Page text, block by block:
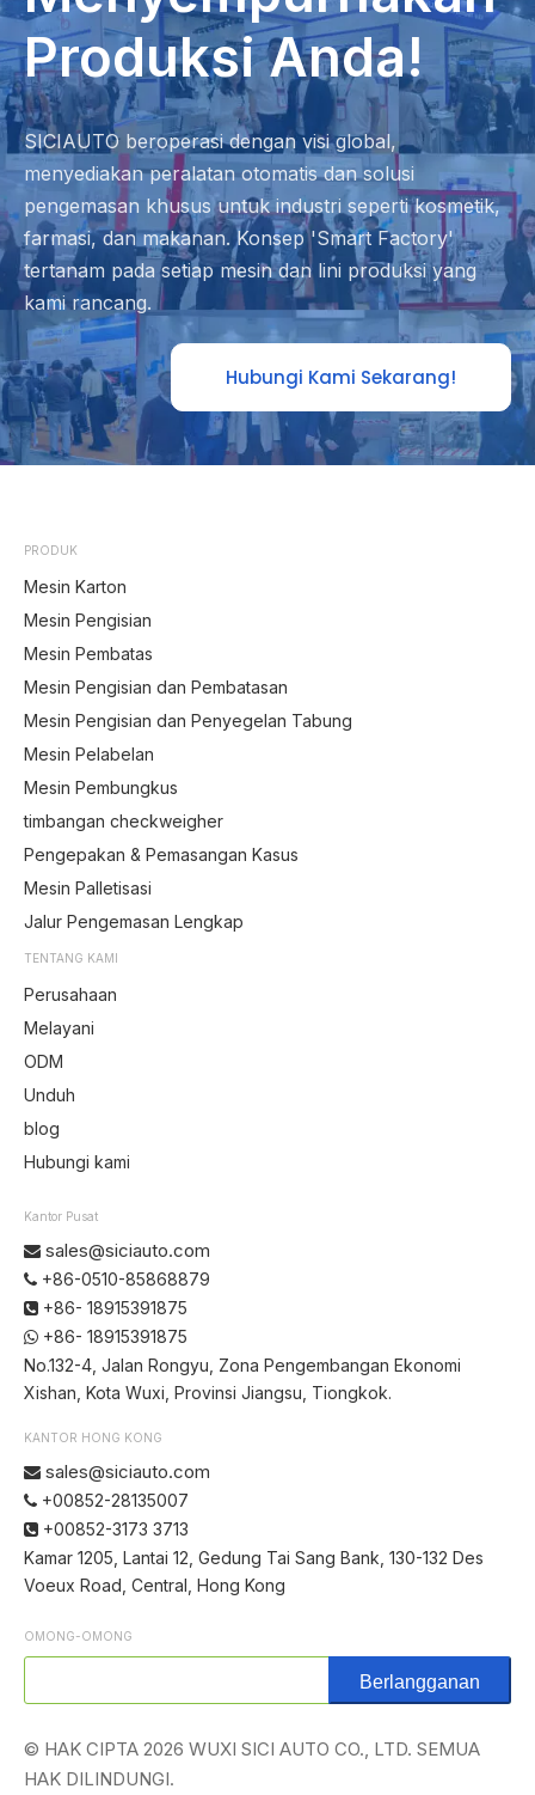
Produksi Anda!
SICIAUTO beroperasi dengan visi global,
menyediakan peralatan otomatis dan solusi
pengemasan khusus untuk industri seperti kosmetik,
farmasi, dan makanan. Konsep 'Smart Factory'
tertanam pada setiap mesin dan lini produksi yang
kami rancang.
Hubungi Kami Sekarang!
PRODUK
Mesin Karton
Mesin Pengisian
Mesin Pembatas
Mesin Pengisian dan Pembatasan
Mesin Pengisian dan Penyegelan Tabung
Mesin Pelabelan
Mesin Pembungkus
timbangan checkweigher
Pengepakan & Pemasangan Kasus
Mesin Palletisasi
Jalur Pengemasan Lengkap
TENTANG KAMI
Perusahaan
Melayani
ODM
Unduh
blog
Hubungi kami
Kantor Pusat
 sales@siciauto.com
 +86-0510-85868879
 +86- 18915391875
 +86- 18915391875
No.132-4, Jalan Rongyu, Zona Pengembangan Ekonomi
Xishan, Kota Wuxi, Provinsi Jiangsu, Tiongkok.
KANTOR HONG KONG
 sales@siciauto.com
 +00852-28135007
 +00852-3173 3713
Kamar 1205, Lantai 12, Gedung Tai Sang Bank, 130-132 Des
Voeux Road, Central, Hong Kong
OMONG-OMONG
Berlangganan
© HAK CIPTA 2026 WUXI SICI AUTO CO., LTD. SEMUA
HAK DILINDUNGI.